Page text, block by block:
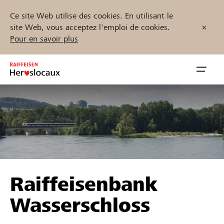
Ce site Web utilise des cookies. En utilisant le
site Web, vous acceptez l'emploi de cookies.
Pour en savoir plus
Inhalt
springen
öffnen
Parrainer
Soutien & assistance
Trouvez des projets et des organisations
Démarrez maintenant
Raiffeisenbank
Wasserschloss